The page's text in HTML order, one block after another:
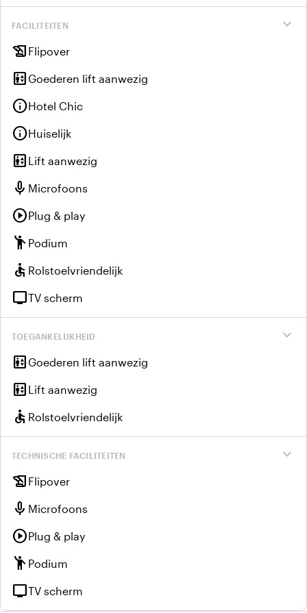
expand_more
FACILITEITEN
history_edu Flipover
elevatorGoederen lift aanwezig
infoHotel Chic
infoHuiselijk
elevator Lift aanwezig
mic Microfoons
play_circlePlug & play
emoji_people Podium
accessible Rolstoelvriendelijk
tvTV scherm
expand_more
TOEGANKELIJKHEID
elevatorGoederen lift aanwezig
elevator Lift aanwezig
accessible Rolstoelvriendelijk
expand_more
TECHNISCHE FACILITEITEN
history_edu Flipover
mic Microfoons
play_circlePlug & play
emoji_people Podium
tvTV scherm